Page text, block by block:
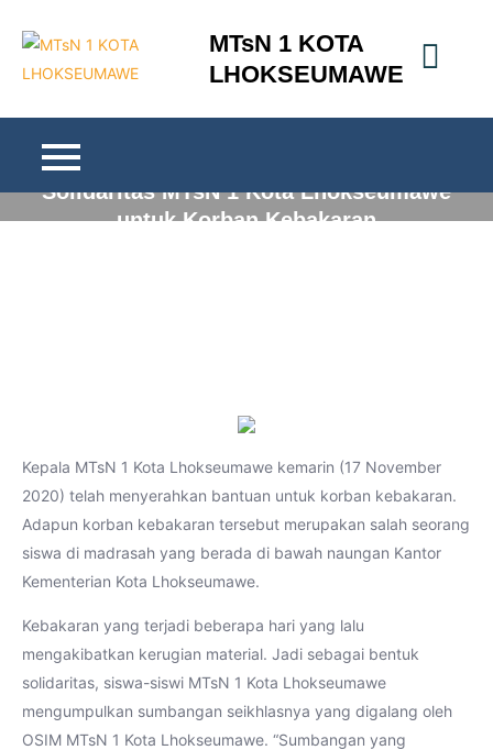
content
MTsN 1 KOTA
LHOKSEUMAWE
Solidaritas MTsN 1 Kota Lhokseumawe
untuk Korban Kebakaran
Kepala MTsN 1 Kota Lhokseumawe kemarin (17 November
2020) telah menyerahkan bantuan untuk korban kebakaran.
Adapun korban kebakaran tersebut merupakan salah seorang
siswa di madrasah yang berada di bawah naungan Kantor
Kementerian Kota Lhokseumawe.
Kebakaran yang terjadi beberapa hari yang lalu
mengakibatkan kerugian material. Jadi sebagai bentuk
solidaritas, siswa-siswi MTsN 1 Kota Lhokseumawe
mengumpulkan sumbangan seikhlasnya yang digalang oleh
OSIM MTsN 1 Kota Lhokseumawe. “Sumbangan yang